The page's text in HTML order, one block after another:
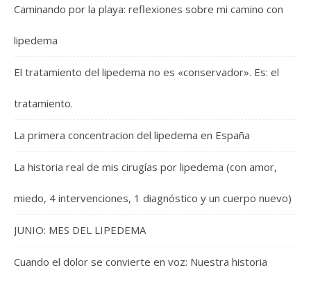
Caminando por la playa: reflexiones sobre mi camino con
lipedema
El tratamiento del lipedema no es «conservador». Es: el
tratamiento.
La primera concentracion del lipedema en España
La historia real de mis cirugías por lipedema (con amor,
miedo, 4 intervenciones, 1 diagnóstico y un cuerpo nuevo)
JUNIO: MES DEL LIPEDEMA
Cuando el dolor se convierte en voz: Nuestra historia